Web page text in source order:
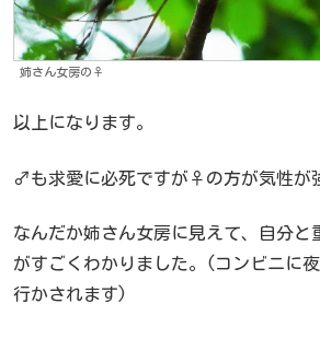
姉さん女房の♀
以上になります。
♂も求愛に必死ですが♀の方が気性が
なんだか姉さん女房に見えて、自分と
がすごくわかりました。(コンビニに
行かされます)